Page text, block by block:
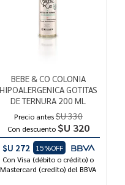
BEBE & CO COLONIA
HIPOALERGENICA GOTITAS
DE TERNURA 200 ML
Precio antes$U 330
Con descuento $U 320
$U 272
15%OFF
Con Visa (débito o crédito) o
Mastercard (credito) del BBVA